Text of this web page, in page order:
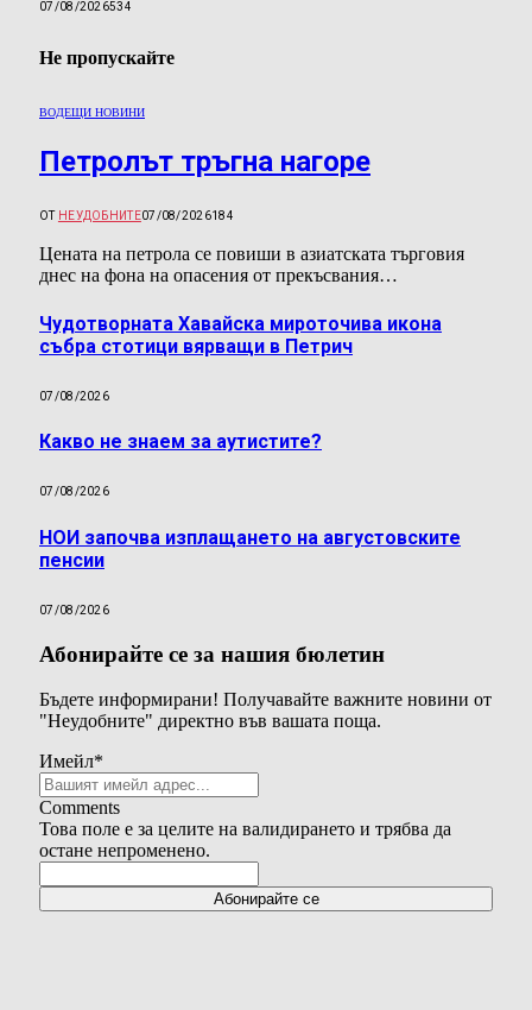
07/08/2026534
Не пропускайте
ВОДЕЩИ НОВИНИ
Петролът тръгна нагоре
ОТ НЕУДОБНИТЕ07/08/2026184
Цената на петрола се повиши в азиатската търговия
днес на фона на опасения от прекъсвания…
Чудотворната Хавайска мироточива икона
събра стотици вярващи в Петрич
07/08/2026
Какво не знаем за аутистите?
07/08/2026
НОИ започва изплащането на августовските
пенсии
07/08/2026
Абонирайте се за нашия бюлетин
Бъдете информирани! Получавайте важните новини от
"Неудобните" директно във вашата поща.
Имейл*
Comments
Това поле е за целите на валидирането и трябва да
остане непроменено.